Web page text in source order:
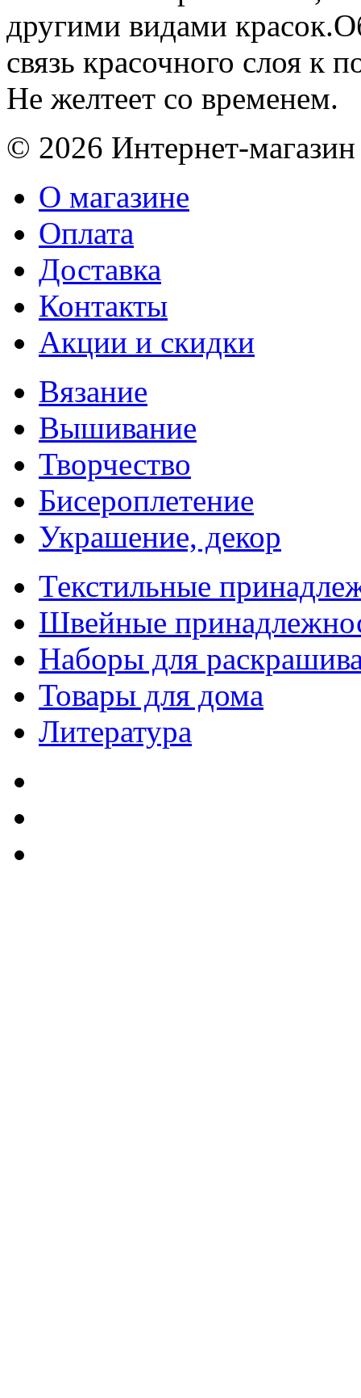
другими видами
связь красочного слоя к
Не желтеет со временем.
© 2026 Интернет-
О магазине
Оплата
Доставка
Контакты
Акции и скидки
Вязание
Вышивание
Творчество
Бисероплетение
Украшение, декор
Текстильные
Швейные
Наборы для
Товары для дома
Литература